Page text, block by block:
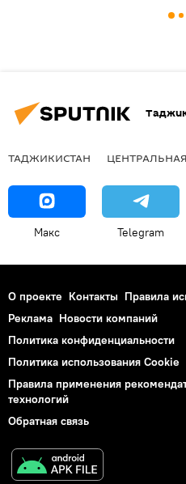
ТАДЖИКИСТАН
Макс Telegram
О проекте Контакты Правила
Реклама Новости компаний
Политика конфиденциальности
Политика использования Cookie
Правила применения
технологий
Обратная связь